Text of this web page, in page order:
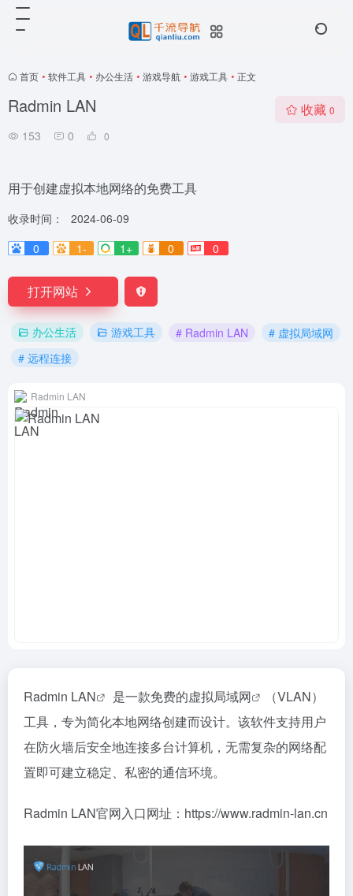
首页 • 软件工具 • 办公生活 • 游戏导航 • 游戏工具 • 正文
Radmin LAN
153 0 0
收藏 0
用于创建虚拟本地网络的免费工具
收录时间：
2024-06-09
0
1- 1+ 0 0
打开网站
办公生活 游戏工具 # Radmin LAN
# 虚拟局域网
# 远程连接
Radmin LAN
Radmin LAN 是一款免费的虚拟局域网
（VLAN）
工具，专为简化本地网络创建而设计。该软件支持用户
在防火墙后安全地连接多台计算机，无需复杂的网络配
置即可建立稳定、私密的通信环境。
Radmin LAN官网入口网址：https://www.radmin-lan.cn